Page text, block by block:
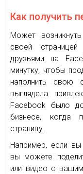
Как получить
Может
своей
друзьями на
минутку, чтобы
наполнить свою
выглядела
Facebook было
бизнесе, когда
страницу.
Например, если
вы можете
или видео с